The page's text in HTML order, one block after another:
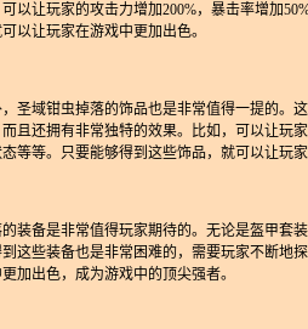
以让玩家的攻击力增加200%，暴击率增加
以让玩家在游戏中更加出色。
圣域钳虫掉落的饰品也是非常值得一提的。
且还拥有非常独特的效果。比如，可以让玩
等等。只要能够得到这些饰品，就可以让玩
装备是非常值得玩家期待的。无论是盔甲套
这些装备也是非常困难的，需要玩家不断地
加出色，成为游戏中的顶尖强者。